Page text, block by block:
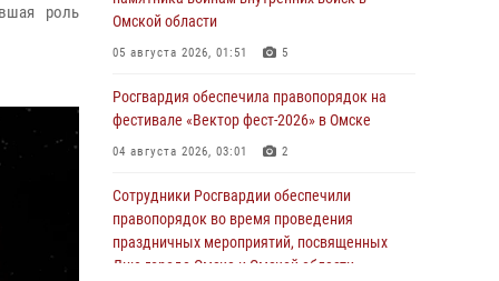
роль
Омской области
05 августа 2026, 01:51 5
Росгвардия обеспечила правопорядок на
фестивале «Вектор фест-2026» в Омске
04 августа 2026, 03:01 2
Сотрудники Росгвардии обеспечили
правопорядок во время проведения
праздничных мероприятий, посвященных
Дню города Омска и Омской области